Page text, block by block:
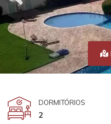
DORMITÓRIOS
2